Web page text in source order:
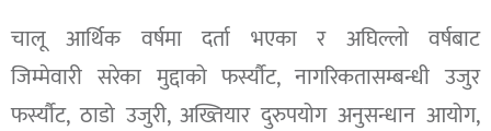
चालू आर्थिक वर्षमा दर्ता भएका र अघिल्लो वर्षबाट
जिम्मेवारी सरेका मुद्दाको फर्स्यौट, नागरिकतासम्बन्धी उजुर
फर्स्यौट, ठाडो उजुरी, अख्तियार दुरुपयोग अनुसन्धान आयोग,